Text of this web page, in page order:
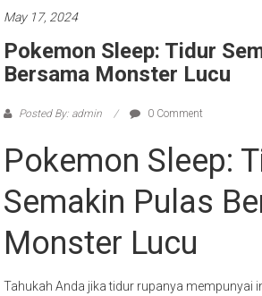
May 17, 2024
Pokemon Sleep: Tidur
Bersama Monster Lucu
Posted By: admin 0 Comment
Pokemon Sleep:
Semakin Pulas
Monster Lucu
Tahukah Anda jika tidur rupanya mempunyai